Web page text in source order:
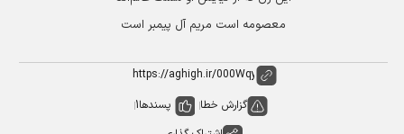
معصومه است مریم آل پیمبر است
گزارش خطا پسندها1